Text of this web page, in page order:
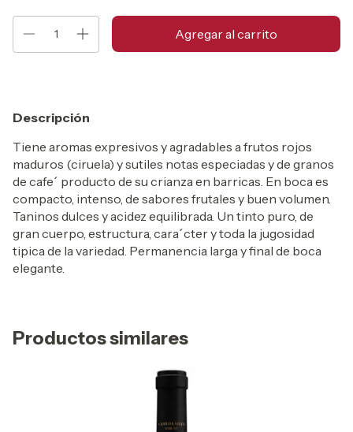
Descripción
Tiene aromas expresivos y agradables a frutos rojos
maduros (ciruela) y sutiles notas especiadas y de granos
de cafe´ producto de su crianza en barricas. En boca es
compacto, intenso, de sabores frutales y buen volumen.
Taninos dulces y acidez equilibrada. Un tinto puro, de
gran cuerpo, estructura, cara´cter y toda la jugosidad
tipica de la variedad. Permanencia larga y final de boca
elegante.
Productos similares